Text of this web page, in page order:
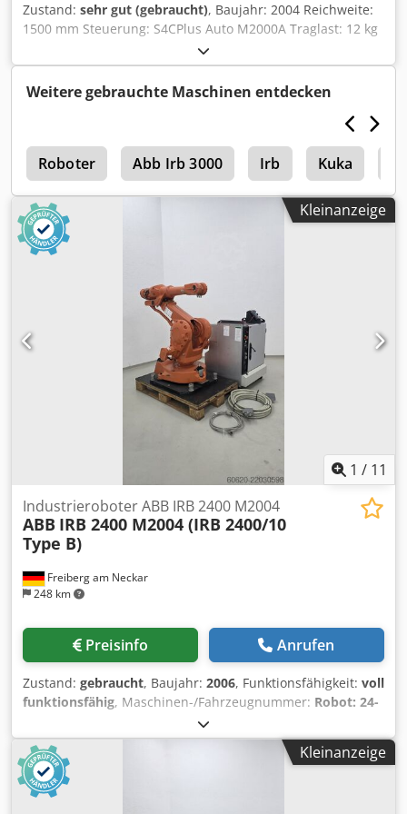
Zustand: sehr gut (gebraucht), Baujahr: 2004 Reichweite:
1500 mm Steuerung: S4CPlus Auto M2000A Traglast: 12 kg
Das Angebot bezieht sich nur auf den Roboterarm Dodpfx
Apsxqn Nxsqjkr
Weitere gebrauchte Maschinen entdecken
Roboter Abb Irb 3000 Irb Kuka
Kleinanzeige
1 / 11
Freiberg am Neckar
248 km
Industrieroboter ABB IRB 2400 M2004
ABB IRB 2400 M2004 (IRB 2400/10
Type B)
Preisinfo Anrufen
Zustand: gebraucht, Baujahr: 2006, Funktionsfähigkeit: voll
funktionsfähig, Maschinen-/Fahrzeugnummer: Robot: 24-
, Gesamtgewicht:
Tragkraft:10 kg, Reichweite der Arme:1’550 mm, 🇩🇪
Industrieroboter ABB mit Manipulator IRB 2400 M2004 (IRB
2400/10 Type B Standard) und IRC5 M2004 Steuerung für
industrielle Automatisierungsanwendungen. Der Zustand
Kleinanzeige